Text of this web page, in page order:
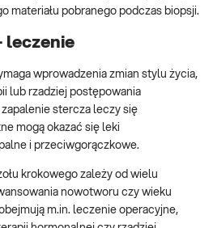
materiału pobranego podczas biopsji.
leczenie
wprowadzenia zmian stylu życia,
lub rzadziej postępowania
stercza leczy się
mogą okazać się leki
i przeciwgorączkowe.
krokowego zależy od wielu
nowotworu czy wieku
m.in. leczenie operacyjne,